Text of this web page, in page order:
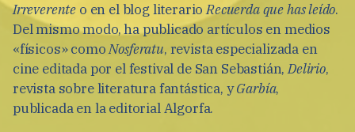
Irreverente o en el blog literarioRecuerda que has leído.
Del mismo modo, ha publicado artículos en medios
«físicos» comoNosferatu, revista especializada en
cine editada por el festival de San Sebastián,Delirio,
revista sobre literatura fantástica, yGarbía,
publicada en la editorial Algorfa.